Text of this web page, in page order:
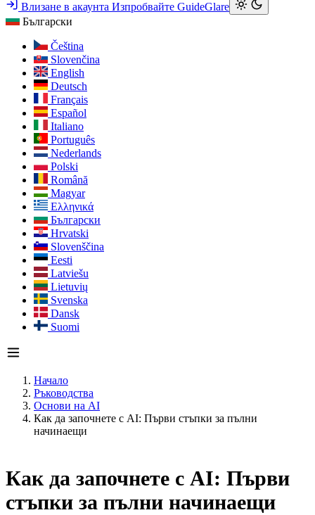
Влизане в акаунта Изпробвайте GuideGlare
Български
Čeština
Slovenčina
English
Deutsch
Français
Español
Italiano
Português
Nederlands
Polski
Română
Magyar
Ελληνικά
Български
Hrvatski
Slovenščina
Eesti
Latviešu
Lietuvių
Svenska
Dansk
Suomi
Начало
Ръководства
Основи на AI
Как да започнете с AI: Първи стъпки за пълни
начинаещи
Как да започнете с AI: Първи
стъпки за пълни начинаещи